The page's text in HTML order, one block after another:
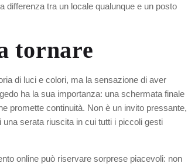
differenza tra un locale qualunque e un posto
tornare
di luci e colori, ma la sensazione di aver
ha la sua importanza: una schermata finale
promette continuità. Non è un invito pressante,
serata riuscita in cui tutti i piccoli gesti
online può riservare sorprese piacevoli: non